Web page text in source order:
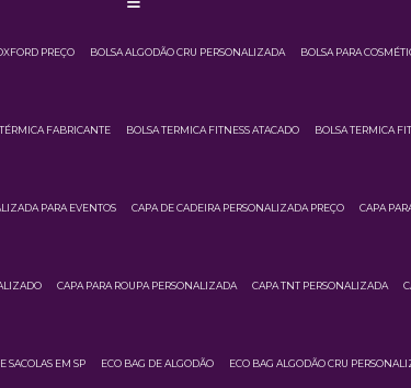
PREÇO BOLSA ALGODÃO CRU PERSONALIZADA BOLSA PARA
FABRICANTE BOLSA TERMICA FITNESS ATACADO BOLSA TERMICA
PARA EVENTOS CAPA DE CADEIRA PERSONALIZADA PREÇO CAPA
CAPA PARA ROUPA PERSONALIZADA CAPA TNT PERSONALIZADA
SACOLAS EM SP ECO BAG DE ALGODÃO ECO BAG ALGODÃO CRU